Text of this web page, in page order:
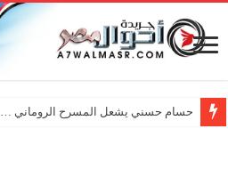
حسام حسني يشعل المسرح الروماني